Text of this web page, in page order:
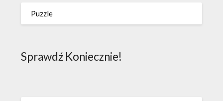
Puzzle
Sprawdź Koniecznie!